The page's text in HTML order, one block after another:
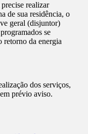
realizar
de sua residência, o
geral (disjuntor)
se
retorno da energia
dos serviços,
prévio aviso.